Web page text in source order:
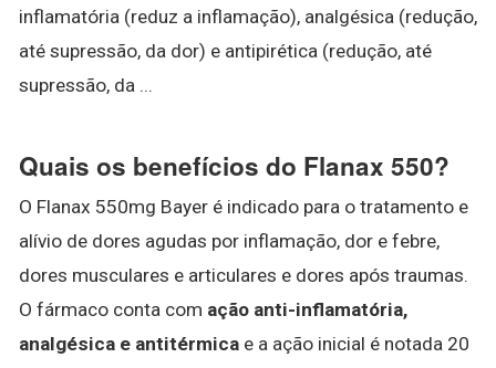
inflamatória (reduz a inflamação), analgésica (redução,
até supressão, da dor) e antipirética (redução, até
supressão, da ...
Quais os benefícios do Flanax 550?
O Flanax 550mg Bayer é indicado para o tratamento e
alívio de dores agudas por inflamação, dor e febre,
dores musculares e articulares e dores após traumas.
O fármaco conta com ação anti-inflamatória,
analgésica e antitérmica e a ação inicial é notada 20